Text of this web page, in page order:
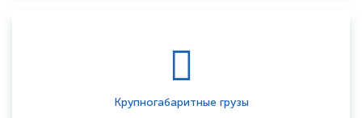
Крупногабаритные грузы